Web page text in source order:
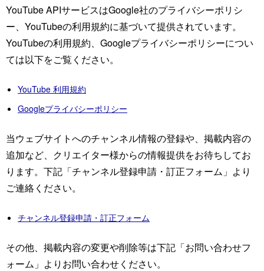
YouTube APIサービスはGoogle社のプライバシーポリシ
ー、YouTubeの利用規約に基づいて提供されています。
YouTubeの利用規約、Googleプライバシーポリシーについ
ては以下をご覧ください。
YouTube 利用規約
Googleプライバシーポリシー
当ウェブサイトへのチャンネル情報の登録や、掲載内容の
追加など、クリエイター様からの情報提供をお待ちしてお
ります。下記「チャンネル登録申請・訂正フォーム」より
ご連絡ください。
チャンネル登録申請・訂正フォーム
その他、掲載内容の変更や削除等は下記「お問い合わせフ
ォーム」よりお問い合わせください。